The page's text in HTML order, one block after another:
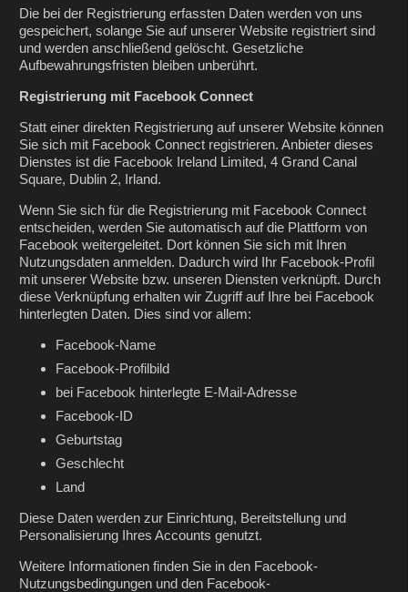
Die bei der Registrierung erfassten Daten werden von uns
gespeichert, solange Sie auf unserer Website registriert sind
und werden anschließend gelöscht. Gesetzliche
Aufbewahrungsfristen bleiben unberührt.
Registrierung mit Facebook Connect
Statt einer direkten Registrierung auf unserer Website können
Sie sich mit Facebook Connect registrieren. Anbieter dieses
Dienstes ist die Facebook Ireland Limited, 4 Grand Canal
Square, Dublin 2, Irland.
Wenn Sie sich für die Registrierung mit Facebook Connect
entscheiden, werden Sie automatisch auf die Plattform von
Facebook weitergeleitet. Dort können Sie sich mit Ihren
Nutzungsdaten anmelden. Dadurch wird Ihr Facebook-Profil
mit unserer Website bzw. unseren Diensten verknüpft. Durch
diese Verknüpfung erhalten wir Zugriff auf Ihre bei Facebook
hinterlegten Daten. Dies sind vor allem:
Facebook-Name
Facebook-Profilbild
bei Facebook hinterlegte E-Mail-Adresse
Facebook-ID
Geburtstag
Geschlecht
Land
Diese Daten werden zur Einrichtung, Bereitstellung und
Personalisierung Ihres Accounts genutzt.
Weitere Informationen finden Sie in den Facebook-
Nutzungsbedingungen und den Facebook-